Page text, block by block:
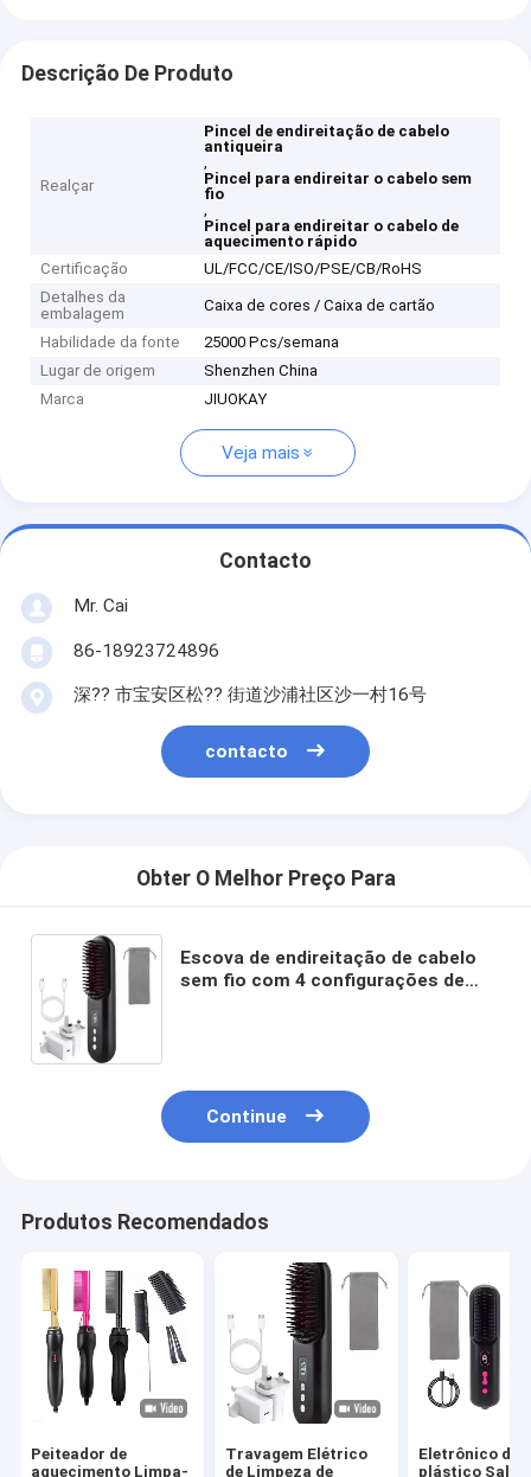
Descrição De Produto
Realçar
Pincel de endireitação de cabelo
antiqueira
,
Pincel para endireitar o cabelo sem
fio
,
Pincel para endireitar o cabelo de
aquecimento rápido
Certificação
UL/FCC/CE/ISO/PSE/CB/RoHS
Detalhes da
embalagem
Caixa de cores / Caixa de cartão
Habilidade da fonte
25000 Pcs/semana
Lugar de origem
Shenzhen China
Marca
JIUOKAY
Veja mais
Contacto
Mr. Cai
86-18923724896
深?? 市宝安区松?? 街道沙浦社区沙一村16号
contacto
Obter O Melhor Preço Para
Escova de endireitação de cabelo
sem fio com 4 configurações de
Continue
Produtos Recomendados
Peiteador de
aquecimento Limpa-
Travagem Elétrico
de Limpeza de
Eletrônico de
plástico Salão